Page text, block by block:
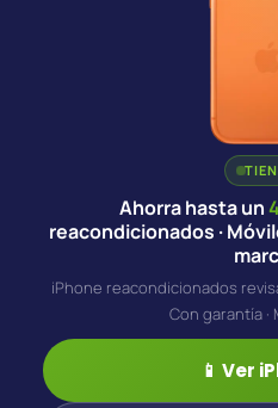
Ahorra hasta un
reacondicionados ·
iPhone reacondicionados
Con garantía
📱 Ver